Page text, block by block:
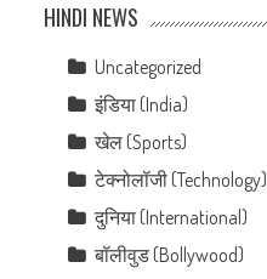
HINDI NEWS
Uncategorized
इंडिया (India)
खेल (Sports)
टेक्नोलॉजी (Technology)
दुनिया (International)
बॉलीवुड (Bollywood)